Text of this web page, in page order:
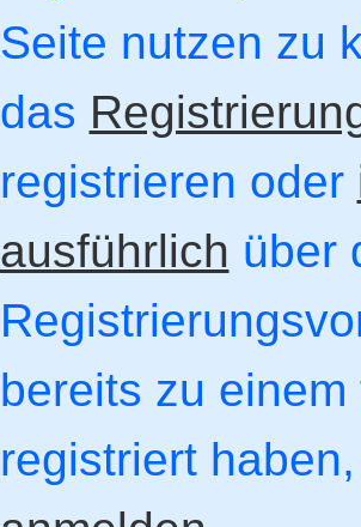
Seite nutzen zu
das
registrieren oder
ausführlich über
bereits zu
registriert